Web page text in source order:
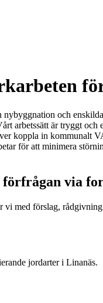
och
arbetssätt är tryggt
koppla in kommunalt
för att minimera
förfrågan via
med förslag,
jordarter i Linanäs.